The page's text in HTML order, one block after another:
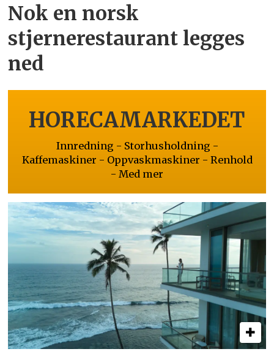
Nok en norsk
stjernerestaurant legges
ned
HORECAMARKEDET
Innredning - Storhusholdning -
Kaffemaskiner - Oppvaskmaskiner - Renhold
- Med mer